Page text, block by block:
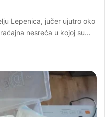
Lepenica, jučer ujutro oko
nesreća u kojoj su…